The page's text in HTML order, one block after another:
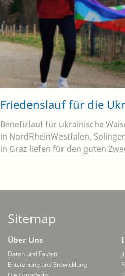
Friedenslauf für die
Benefizlauf für ukrainische
in NordRheinWestfalen,
in Graz liefen für den guten
Sitemap
Über Uns
Daten und Fakten
Entstehung und Entwicklung